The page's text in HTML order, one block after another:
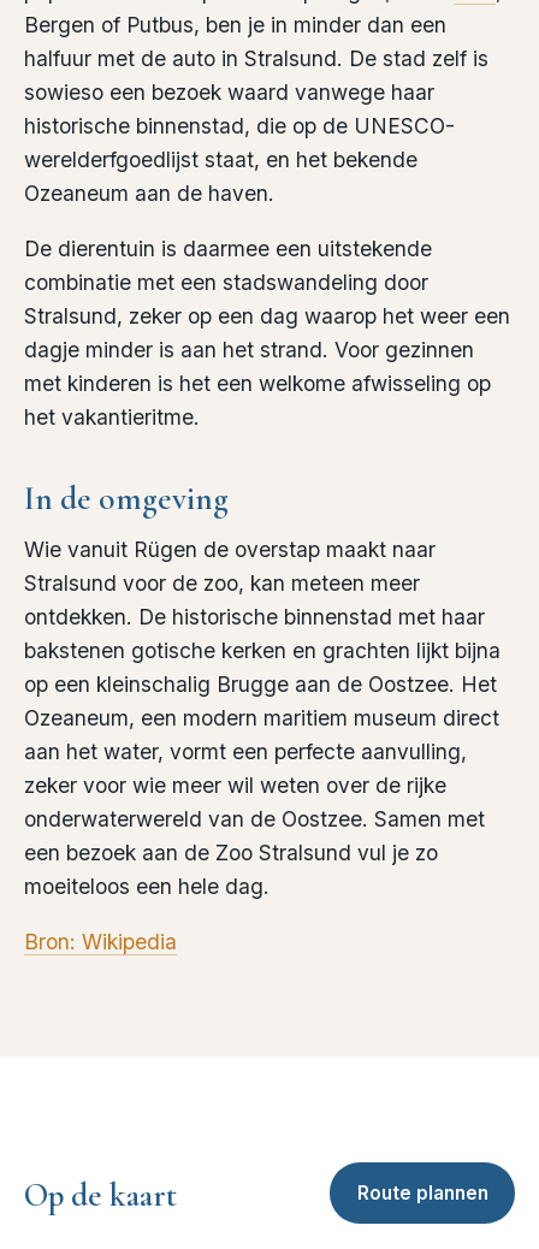
Bergen of Putbus, ben je in minder dan een
halfuur met de auto in Stralsund. De stad zelf is
sowieso een bezoek waard vanwege haar
historische binnenstad, die op de UNESCO-
werelderfgoedlijst staat, en het bekende
Ozeaneum aan de haven.
De dierentuin is daarmee een uitstekende
combinatie met een stadswandeling door
Stralsund, zeker op een dag waarop het weer een
dagje minder is aan het strand. Voor gezinnen
met kinderen is het een welkome afwisseling op
het vakantieritme.
In de omgeving
Wie vanuit Rügen de overstap maakt naar
Stralsund voor de zoo, kan meteen meer
ontdekken. De historische binnenstad met haar
bakstenen gotische kerken en grachten lijkt bijna
op een kleinschalig Brugge aan de Oostzee. Het
Ozeaneum, een modern maritiem museum direct
aan het water, vormt een perfecte aanvulling,
zeker voor wie meer wil weten over de rijke
onderwaterwereld van de Oostzee. Samen met
een bezoek aan de Zoo Stralsund vul je zo
moeiteloos een hele dag.
Bron: Wikipedia
Op de kaart Route plannen